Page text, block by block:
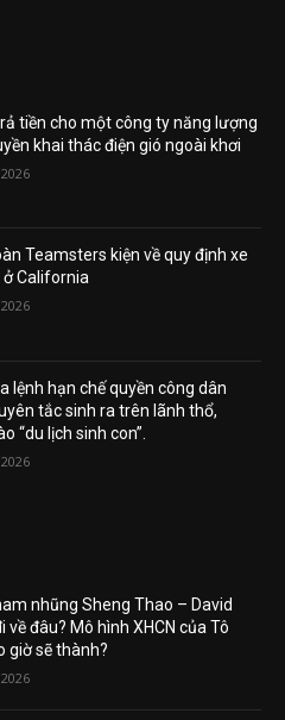
tiền cho một công ty năng lượng
khai thác điện gió ngoài khơi
Teamsters kiện về quy định xe
California
lệnh hạn chế quyền công dân
tắc sinh ra trên lãnh thổ,
“du lịch sinh con”.
nhũng Sheng Thao – David
về đâu? Mô hình XHCN của Tô
giờ sẽ thành?